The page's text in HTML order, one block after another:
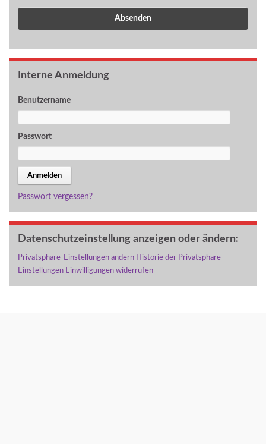
Interne Anmeldung
Benutzername
Passwort
Passwort vergessen?
Datenschutzeinstellung anzeigen oder ändern:
Privatsphäre-Einstellungen ändern Historie der Privatsphäre-
Einstellungen Einwilligungen widerrufen